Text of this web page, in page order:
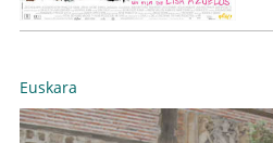
Euskara